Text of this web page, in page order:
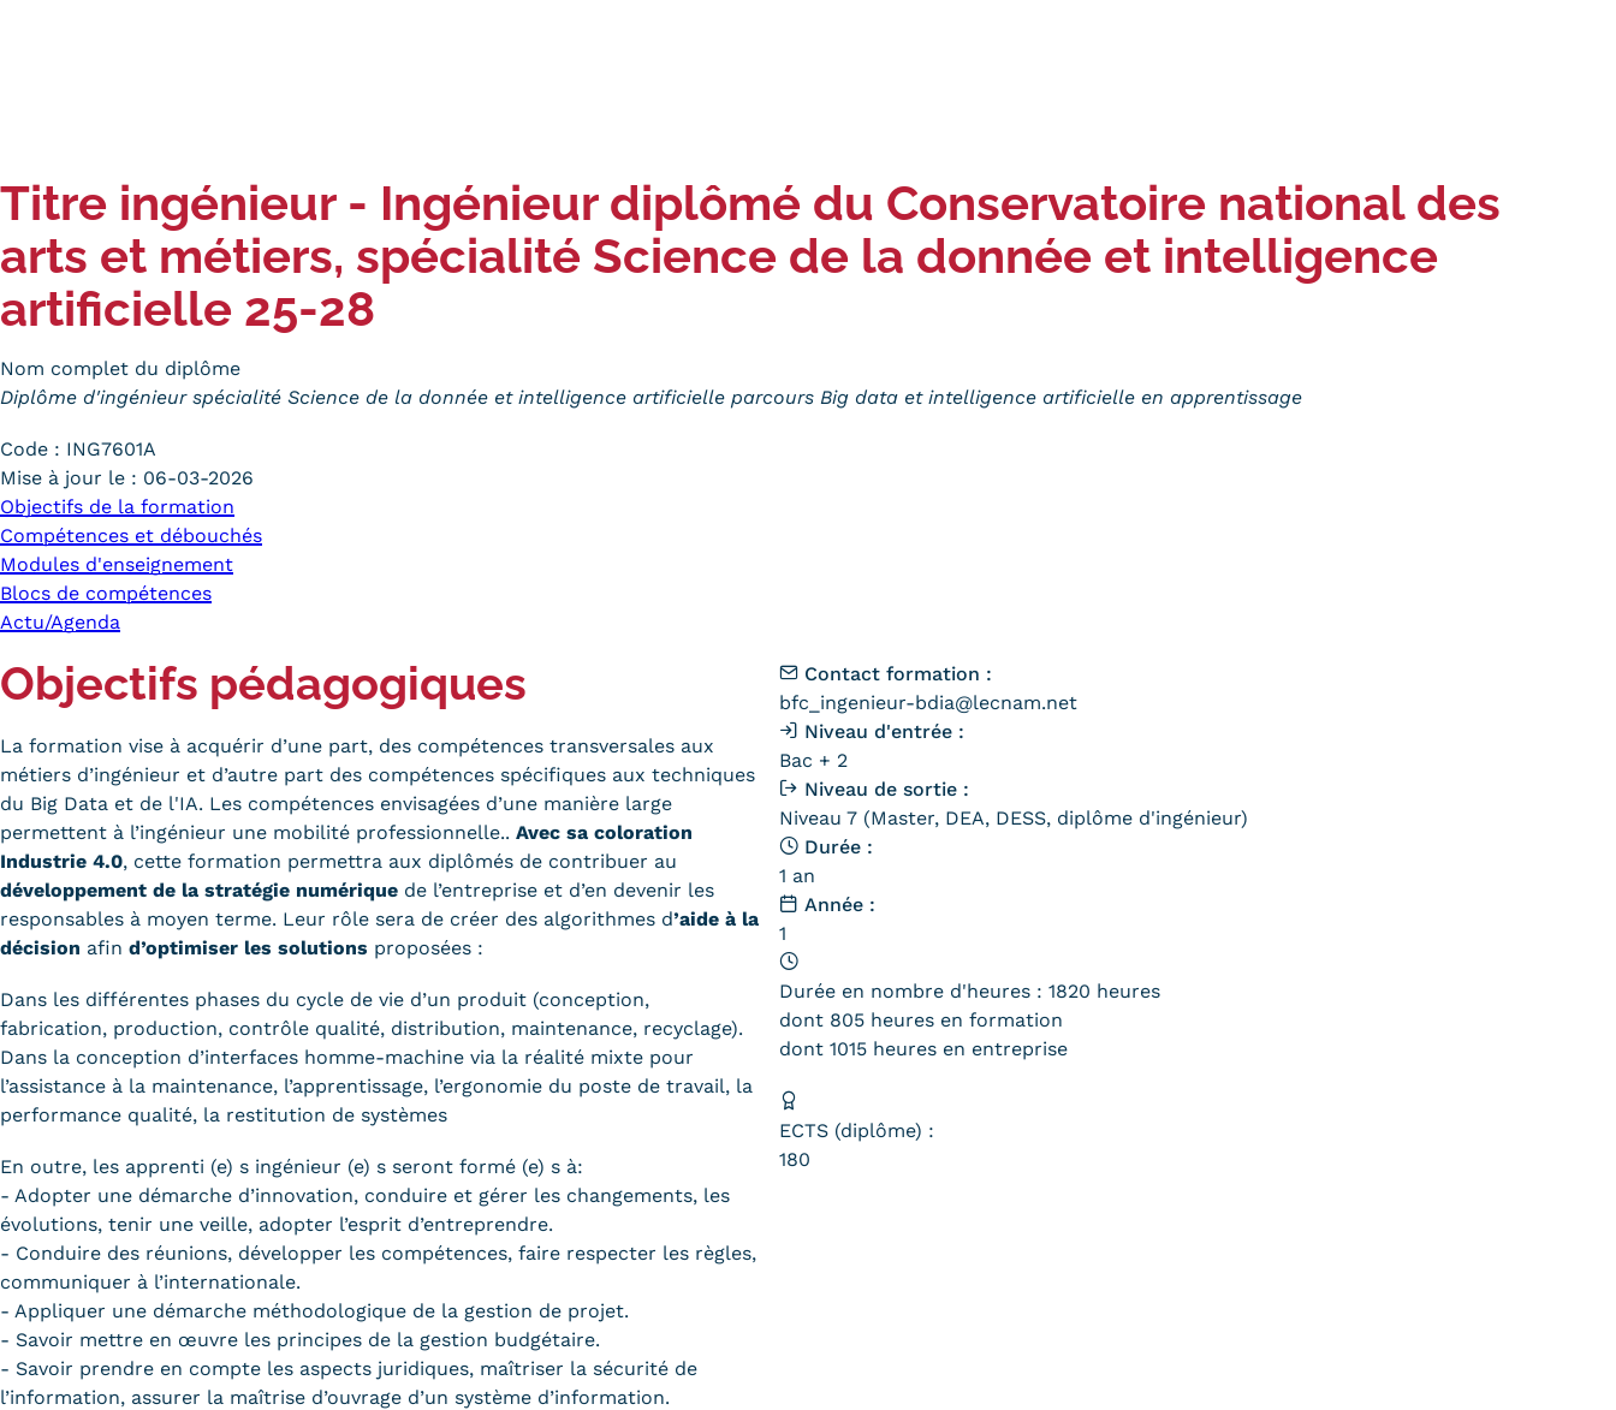
Titre ingénieur - Ingénieur diplômé du Conservatoire national des
arts et métiers, spécialité Science de la donnée et intelligence
artificielle 25-28
Nom complet du diplôme
Diplôme d'ingénieur spécialité Science de la donnée et intelligence artificielle parcours Big data et intelligence artificielle en apprentissage
Code : ING7601A
Mise à jour le : 06-03-2026
Objectifs de la formation
Compétences et débouchés
Modules d'enseignement
Blocs de compétences
Actu/Agenda
Objectifs pédagogiques
La formation vise à acquérir d’une part, des compétences transversales aux
métiers d’ingénieur et d’autre part des compétences spécifiques aux techniques
du Big Data et de l'IA. Les compétences envisagées d’une manière large
permettent à l’ingénieur une mobilité professionnelle.. Avec sa coloration
Industrie 4.0, cette formation permettra aux diplômés de contribuer au
développement de la stratégie numérique de l’entreprise et d’en devenir les
responsables à moyen terme. Leur rôle sera de créer des algorithmes d’aide à la
décision afin d’optimiser les solutions proposées :
Dans les différentes phases du cycle de vie d’un produit (conception,
fabrication, production, contrôle qualité, distribution, maintenance, recyclage).
Dans la conception d’interfaces homme-machine via la réalité mixte pour
l’assistance à la maintenance, l’apprentissage, l’ergonomie du poste de travail, la
performance qualité, la restitution de systèmes
En outre, les apprenti (e) s ingénieur (e) s seront formé (e) s à:
- Adopter une démarche d’innovation, conduire et gérer les changements, les
évolutions, tenir une veille, adopter l’esprit d’entreprendre.
- Conduire des réunions, développer les compétences, faire respecter les règles,
communiquer à l’internationale.
- Appliquer une démarche méthodologique de la gestion de projet.
- Savoir mettre en œuvre les principes de la gestion budgétaire.
- Savoir prendre en compte les aspects juridiques, maîtriser la sécurité de
l’information, assurer la maîtrise d’ouvrage d’un système d’information.
Contact formation :
bfc_ingenieur-bdia@lecnam.net
Niveau d'entrée :
Bac + 2
Niveau de sortie :
Niveau 7 (Master, DEA, DESS, diplôme d'ingénieur)
Durée :
1 an
Année :
1
Durée en nombre d'heures : 1820 heures
dont 805 heures en formation
dont 1015 heures en entreprise
ECTS (diplôme) :
180